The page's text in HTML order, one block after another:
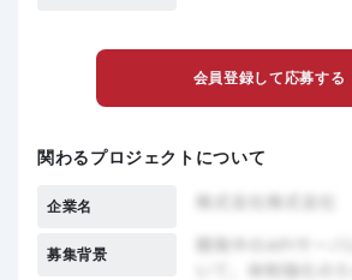
会員登録して応募する
関わるプロジェクトについて
企業名
募集背景